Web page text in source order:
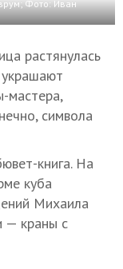
Фото: Иван
растянулась
мастера,
символа
книга. На
куба
Михаила
— краны с